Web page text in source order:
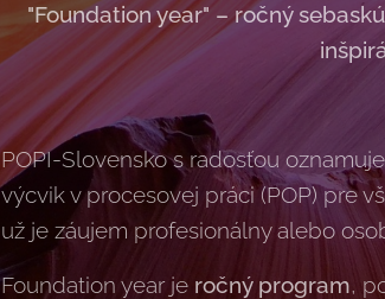
"Foundation year" – ročný
POPI-Slovensko s radosťou
výcvik v procesovej práci (POP) pre
už je záujem profesionálny alebo
Foundation year je ročný program,